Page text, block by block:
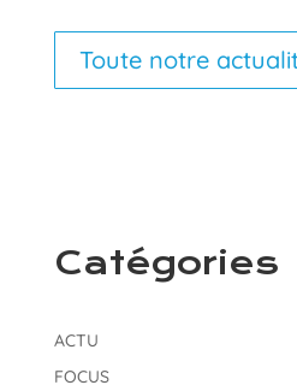
Toute notre
Catégories
ACTU
FOCUS